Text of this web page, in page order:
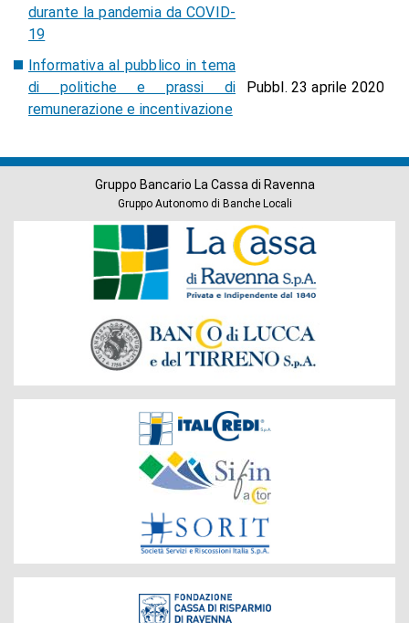
durante la pandemia da COVID-
19
Informativa al pubblico in tema
di politiche e prassi di
remunerazione e incentivazione
Pubbl. 23 aprile 2020
Gruppo Bancario La Cassa di Ravenna
Gruppo Autonomo di Banche Locali
Banche
Gruppo
Fondazione